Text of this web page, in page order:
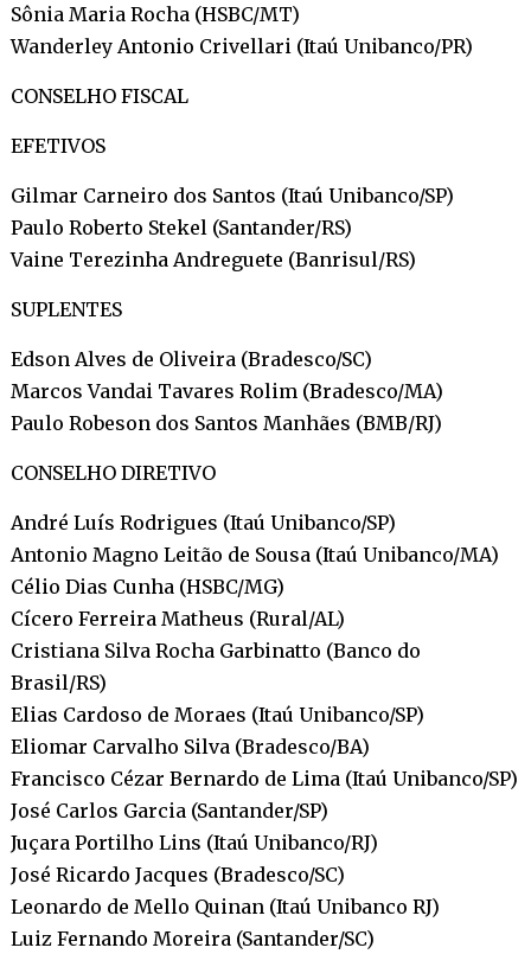
Sônia Maria Rocha (HSBC/MT)
Wanderley Antonio Crivellari (Itaú Unibanco/PR)
CONSELHO FISCAL
EFETIVOS
Gilmar Carneiro dos Santos (Itaú Unibanco/SP)
Paulo Roberto Stekel (Santander/RS)
Vaine Terezinha Andreguete (Banrisul/RS)
SUPLENTES
Edson Alves de Oliveira (Bradesco/SC)
Marcos Vandai Tavares Rolim (Bradesco/MA)
Paulo Robeson dos Santos Manhães (BMB/RJ)
CONSELHO DIRETIVO
André Luís Rodrigues (Itaú Unibanco/SP)
Antonio Magno Leitão de Sousa (Itaú Unibanco/MA)
Célio Dias Cunha (HSBC/MG)
Cícero Ferreira Matheus (Rural/AL)
Cristiana Silva Rocha Garbinatto (Banco do
Brasil/RS)
Elias Cardoso de Moraes (Itaú Unibanco/SP)
Eliomar Carvalho Silva (Bradesco/BA)
Francisco Cézar Bernardo de Lima (Itaú Unibanco/SP)
José Carlos Garcia (Santander/SP)
Juçara Portilho Lins (Itaú Unibanco/RJ)
José Ricardo Jacques (Bradesco/SC)
Leonardo de Mello Quinan (Itaú Unibanco RJ)
Luiz Fernando Moreira (Santander/SC)